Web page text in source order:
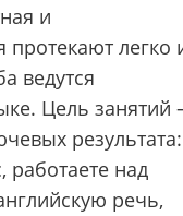
и
протекают легко
ведутся
Цель
результата:
работаете над
речь,